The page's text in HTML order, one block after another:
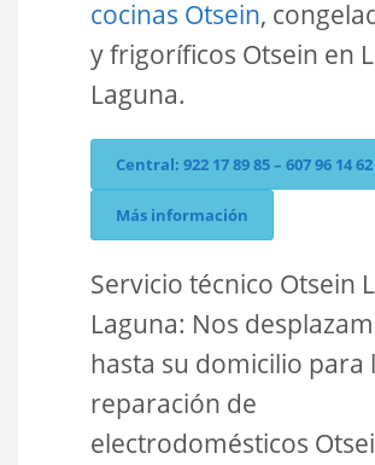
cocinas Otsein,
y frigoríficos Otsein en
Laguna.
Central: 922 17 89 85 – 607 96 14 62
Más información
Servicio técnico Otsein
Laguna: Nos
hasta su domicilio para
reparación de
electrodomésticos